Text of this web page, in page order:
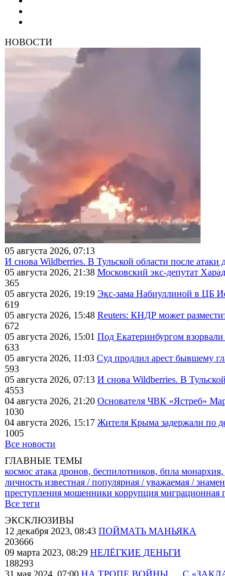
НОВОСТИ
05 августа 2026, 07:13
И снова Wildberries. В Тульской области после
05 августа 2026, 21:38 Московский экс-депутат
365
05 августа 2026, 19:19 Экс-зама Набиуллиной в ЦБ
619
05 августа 2026, 15:48 Reuters: КНДР может
672
05 августа 2026, 15:01 Под Екатеринбургом
633
05 августа 2026, 11:03 Суд продлил арест бывшему
593
05 августа 2026, 07:13 И снова Wildberries. В
4553
04 августа 2026, 21:20 Основателя ЧВК «Ястреб»
1030
04 августа 2026, 15:17 Жителя Крыма задержали по
1005
Все новости
ГЛАВНЫЕ ТЕМЫ
космос атака дронов, беспилотников, бпла монархия,
личность известная / популярная / уважаемая /
преступления мошенники коррупция миграционная
Все теги
ЭКСКЛЮЗИВЫ
12 декабря 2023, 08:43 ПОЙМАТЬ МАНЬЯКА
203666
09 марта 2023, 08:29 НЕЛЁГКИЕ ДЕНЬГИ
188293
31 мая 2024, 07:00 НА ТРОПЕ ВОЙНЫ … С